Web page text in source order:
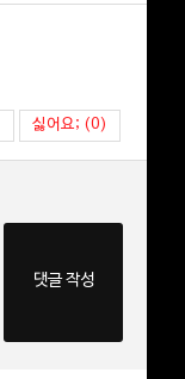
싫어요; (0)
댓글 작성